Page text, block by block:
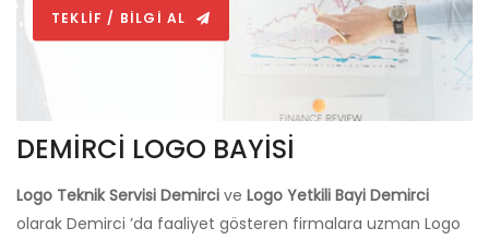
TEKLİF / BİLGİ AL
DEMİRCİ LOGO BAYİSİ
Logo Teknik Servisi Demirci ve Logo Yetkili Bayi Demirci
olarak Demirci ’da faaliyet gösteren firmalara uzman Logo